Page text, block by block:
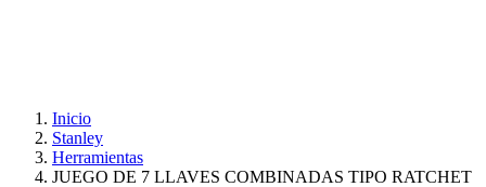
Inicio
Stanley
Herramientas
JUEGO DE 7 LLAVES COMBINADAS TIPO RATCHET